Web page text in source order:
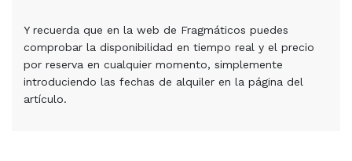
Y recuerda que en la web de Fragmáticos puedes
comprobar la disponibilidad en tiempo real y el precio
por reserva en cualquier momento, simplemente
introduciendo las fechas de alquiler en la página del
artículo.